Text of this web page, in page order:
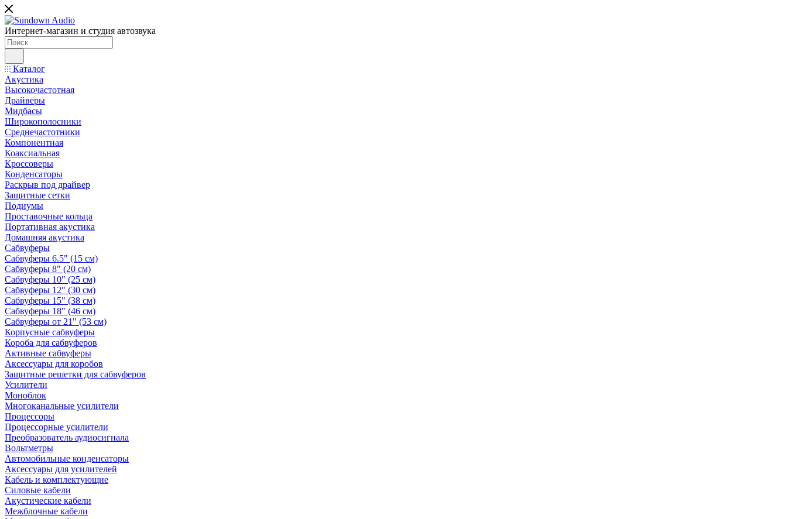
Интернет-магазин и студия автозвука
Каталог
Акустика
Высокочастотная
Драйверы
Мидбасы
Широкополосники
Среднечастотники
Компонентная
Коаксиальная
Кроссоверы
Конденсаторы
Раскрыв под драйвер
Защитные сетки
Подиумы
Проставочные кольца
Портативная акустика
Домашняя акустика
Сабвуферы
Сабвуферы 6.5" (15 см)
Сабвуферы 8" (20 см)
Сабвуферы 10" (25 см)
Сабвуферы 12" (30 см)
Сабвуферы 15" (38 см)
Сабвуферы 18" (46 см)
Сабвуферы от 21" (53 см)
Корпусные сабвуферы
Короба для сабвуферов
Активные сабвуферы
Аксессуары для коробов
Защитные решетки для сабвуферов
Усилители
Моноблок
Многоканальные усилители
Процессоры
Процессорные усилители
Преобразователь аудиосигнала
Вольтметры
Автомобильные конденсаторы
Аксессуары для усилителей
Кабель и комплектующие
Силовые кабели
Акустические кабели
Межблочные кабели